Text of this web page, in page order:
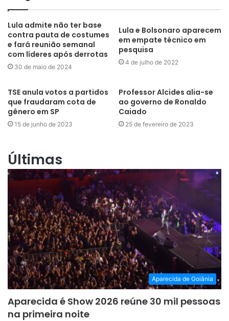
Lula admite não ter base
contra pauta de costumes
e fará reunião semanal
com líderes após derrotas
30 de maio de 2024
Lula e Bolsonaro aparecem
em empate técnico em
pesquisa
4 de julho de 2022
TSE anula votos a partidos
que fraudaram cota de
gênero em SP
15 de junho de 2023
Professor Alcides alia-se
ao governo de Ronaldo
Caiado
25 de fevereiro de 2023
Últimas
Aparecida de Goiânia
Aparecida é Show 2026 reúne 30 mil pessoas
na primeira noite